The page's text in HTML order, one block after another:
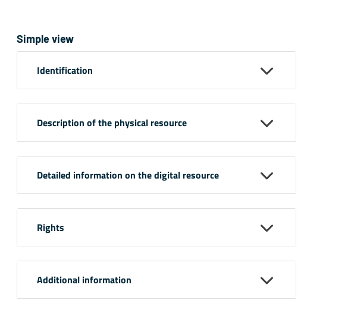
Simple view
Identification
Description of the physical resource
Detailed information on the digital resource
Rights
Additional information